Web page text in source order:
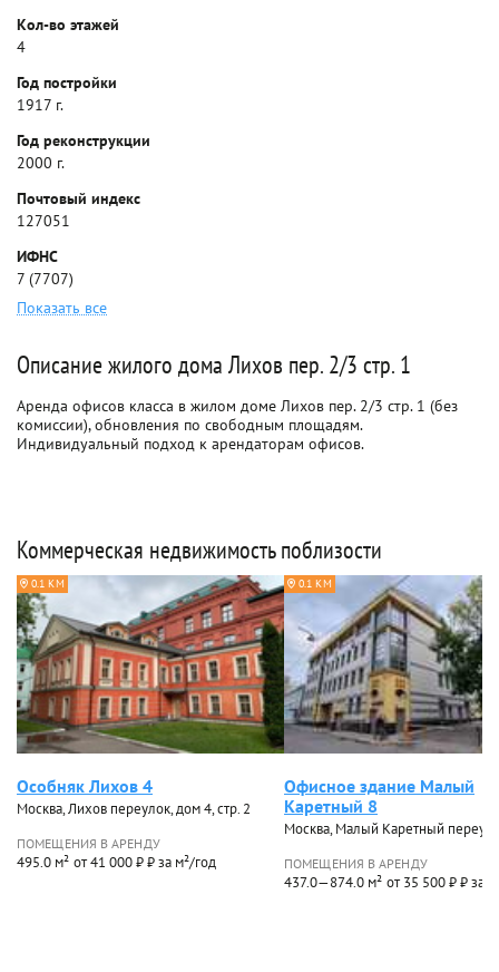
Кол-во этажей
4
Год постройки
1917 г.
Год реконструкции
2000 г.
Почтовый индекс
127051
ИФНС
7 (7707)
Показать все
Описание жилого дома Лихов пер. 2/3 стр. 1
Аренда офисов класса в жилом доме Лихов пер. 2/3 стр. 1 (без
комиссии), обновления по свободным площадям.
Индивидуальный подход к арендаторам офисов.
Коммерческая недвижимость поблизости
0.1 КМ
Особняк Лихов 4
Москва, Лихов переулок, дом 4, стр. 2
ПОМЕЩЕНИЯ В АРЕНДУ
495.0 м² от 41 000 ₽ ₽ за м²/год
0.1 КМ
Офисное здание Малый
Каретный 8
Москва, Малый Каретный
ПОМЕЩЕНИЯ В АРЕНДУ
437.0—874.0 м² от 35 500 ₽ ₽ за